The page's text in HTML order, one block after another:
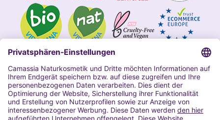
Impressum
Allgemeine Geschäftsbedingungen
Datenschutzerklärung Camassia
Widerrufsbelehrung